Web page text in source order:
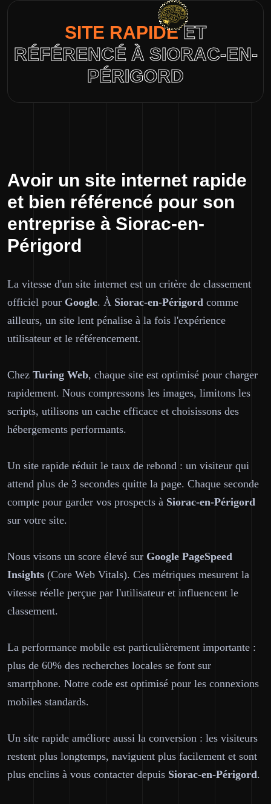
SITE RAPIDEET
RÉFÉRENCÉ À SIORAC-EN-
PÉRIGORD
Avoir un site internet rapide
et bien référencé pour son
entreprise à Siorac-en-
Périgord
La vitesse d'un site internet est un critère de classement
officiel pour Google. À Siorac-en-Périgord comme
ailleurs, un site lent pénalise à la fois l'expérience
utilisateur et le référencement.
Chez Turing Web, chaque site est optimisé pour charger
rapidement. Nous compressons les images, limitons les
scripts, utilisons un cache efficace et choisissons des
hébergements performants.
Un site rapide réduit le taux de rebond : un visiteur qui
attend plus de 3 secondes quitte la page. Chaque seconde
compte pour garder vos prospects à Siorac-en-Périgord
sur votre site.
Nous visons un score élevé sur Google PageSpeed
Insights (Core Web Vitals). Ces métriques mesurent la
vitesse réelle perçue par l'utilisateur et influencent le
classement.
La performance mobile est particulièrement importante :
plus de 60% des recherches locales se font sur
smartphone. Notre code est optimisé pour les connexions
mobiles standards.
Un site rapide améliore aussi la conversion : les visiteurs
restent plus longtemps, naviguent plus facilement et sont
plus enclins à vous contacter depuis Siorac-en-Périgord.